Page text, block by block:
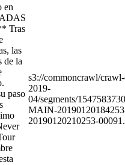
en
Tras
las
de la
paso
s3://commoncrawl/
2019-
04/segments/
MAIN-
20190120210253-